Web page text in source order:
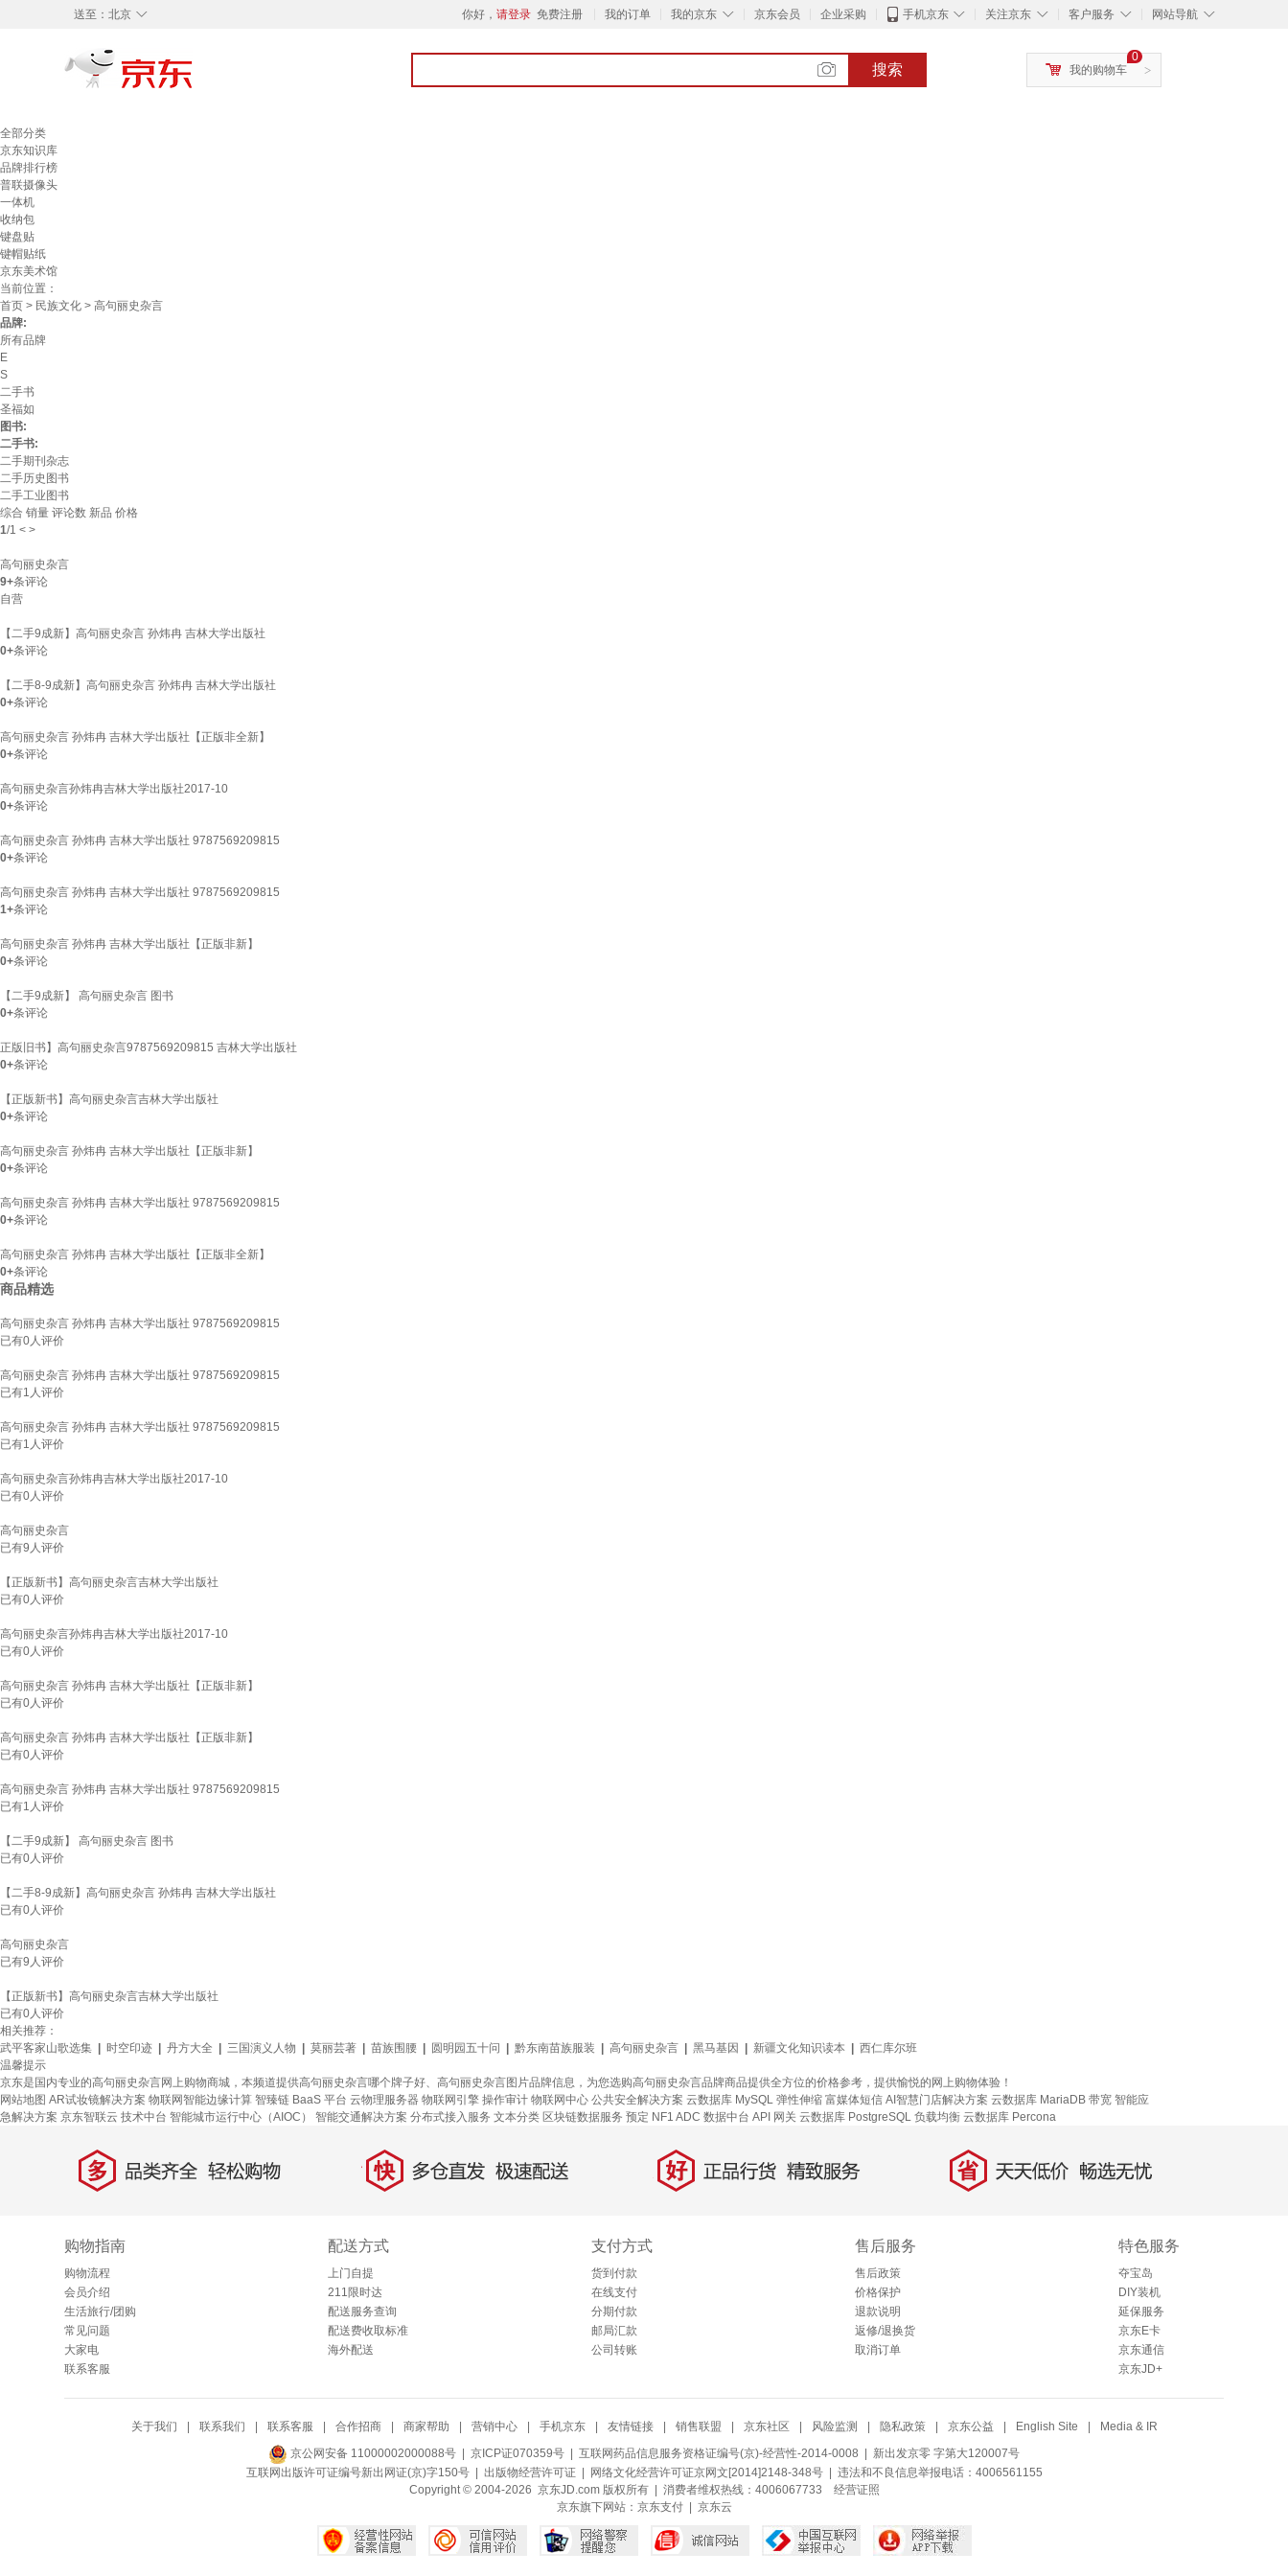
◇
送至： 北京 你好， 请登录 免费注册 我的订单 ◇
我的京东 京东会员 企业采购 ◇
手机京东 ◇
关注京东 ◇
客户服务 ◇
网站导航
搜索 >
0
我的购物车
全部分类
京东知识库
品牌排行榜
普联摄像头
一体机
收纳包
键盘贴
键帽贴纸
京东美术馆
当前位置：
首页 > 民族文化 > 高句丽史杂言
品牌:
所有品牌
E
S
二手书
圣福如
图书:
二手书:
二手期刊杂志
二手历史图书
二手工业图书
综合 销量 评论数 新品 价格
1/1 < >
高句丽史杂言
9+条评论
自营
【二手9成新】高句丽史杂言 孙炜冉 吉林大学出版社
0+条评论
【二手8-9成新】高句丽史杂言 孙炜冉 吉林大学出版社
0+条评论
高句丽史杂言 孙炜冉 吉林大学出版社【正版非全新】
0+条评论
高句丽史杂言孙炜冉吉林大学出版社2017-10
0+条评论
高句丽史杂言 孙炜冉 吉林大学出版社 9787569209815
0+条评论
高句丽史杂言 孙炜冉 吉林大学出版社 9787569209815
1+条评论
高句丽史杂言 孙炜冉 吉林大学出版社【正版非新】
0+条评论
【二手9成新】 高句丽史杂言 图书
0+条评论
正版旧书】高句丽史杂言9787569209815 吉林大学出版社
0+条评论
【正版新书】高句丽史杂言吉林大学出版社
0+条评论
高句丽史杂言 孙炜冉 吉林大学出版社【正版非新】
0+条评论
高句丽史杂言 孙炜冉 吉林大学出版社 9787569209815
0+条评论
高句丽史杂言 孙炜冉 吉林大学出版社【正版非全新】
0+条评论
商品精选
高句丽史杂言 孙炜冉 吉林大学出版社 9787569209815
已有0人评价
高句丽史杂言 孙炜冉 吉林大学出版社 9787569209815
已有1 人评价
高句丽史杂言 孙炜冉 吉林大学出版社 9787569209815
已有1 人评价
高句丽史杂言孙炜冉吉林大学出版社2017-10
已有0人评价
高句丽史杂言
已有9 人评价
【正版新书】高句丽史杂言吉林大学出版社
已有0人评价
高句丽史杂言孙炜冉吉林大学出版社2017-10
已有0人评价
高句丽史杂言 孙炜冉 吉林大学出版社【正版非新】
已有0人评价
高句丽史杂言 孙炜冉 吉林大学出版社【正版非新】
已有0人评价
高句丽史杂言 孙炜冉 吉林大学出版社 9787569209815
已有1 人评价
【二手9成新】 高句丽史杂言 图书
已有0人评价
【二手8-9成新】高句丽史杂言 孙炜冉 吉林大学出版社
已有0人评价
高句丽史杂言
已有9 人评价
【正版新书】高句丽史杂言吉林大学出版社
已有0人评价
相关推荐：
武平客家山歌选集
时空印迹 丹方大全 三国演义人物 莫丽芸著 苗族围腰 圆明园五十问 黔东南苗族服装 高句丽史杂言 黑马基因 新疆文化知识读本
西仁库尔班
温馨提示
京东是国内专业的高句丽史杂言网上购物商城，本频道提供高句丽史杂言哪个牌子好、高句丽史杂言图片品牌信息，为您选购高句丽史杂言品牌商品提供全方位的价格参考，提供愉悦的网上购物体验！
网站地图 AR试妆镜解决方案 物联网智能边缘计算 智臻链 BaaS 平台 云物理服务器 物联网引擎 操作审计 物联网中心 公共安全解决方案 云数据库 MySQL 弹性伸缩 富媒体短信 AI智慧门店解决方案 云数据库 MariaDB 带宽 智能应
急解决方案 京东智联云 技术中台 智能城市运行中心（AIOC） 智能交通解决方案 分布式接入服务 文本分类 区块链数据服务 预定 NF1 ADC 数据中台 API 网关 云数据库 PostgreSQL 负载均衡 云数据库 Percona
多 品类齐全，轻松购物 快 多仓直发，极速配送 好 正品行货，精致服务 省 天天低价，畅选无忧
购物指南
购物流程
会员介绍
生活旅行/团购
常见问题
大家电
联系客服
配送方式
上门自提
211限时达
配送服务查询
配送费收取标准
海外配送
支付方式
货到付款
在线支付
分期付款
邮局汇款
公司转账
售后服务
售后政策
价格保护
退款说明
返修/退换货
取消订单
特色服务
夺宝岛
DIY装机
延保服务
京东E卡
京东通信
京东JD+
关于我们 联系我们 联系客服 合作招商 商家帮助 营销中心 手机京东 友情链接 销售联盟 京东社区 风险监测 隐私政策 京东公益 English Site Media & IR
京公网安备 11000002000088号 | 京ICP证070359号 | 互联网药品信息服务资格证编号(京)-经营性-2014-0008 | 新出发京零 字第大120007号
互联网出版许可证编号新出网证(京)字150号 | 出版物经营许可证| 网络文化经营许可证京网文[2014]2148-348号| 违法和不良信息举报电话：4006561155
Copyright © 2004-2026 京东JD.com 版权所有 | 消费者维权热线：4006067733 经营证照
京东旗下网站： 京东支付| 京东云